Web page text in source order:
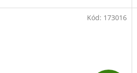
Kód: 173016